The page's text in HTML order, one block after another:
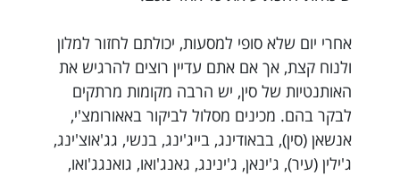
אחרי יום שלא סופי למסעות, יכולתם לחזור למלון
ולנוח קצת, אך אם אתם עדיין רוצים להרגיש את
האותנטיות של סין, יש הרבה מקומות מרתקים
לבקר בהם. מכינים מסלול לביקור באאורומצ'י,
אנשאן (סין), בבאודינג, בייג'ינג, בנשי, גג'אוצ'ינג,
ג'ילין (עיר), ג'ינאן, ג'ינינג, גאנג'ואו, גואנגג'ואו,